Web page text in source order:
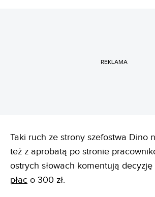
REKLAMA
Taki ruch ze strony szefostwa Dino
też z aprobatą po stronie
ostrych słowach komentują decyzję
płac o 300 zł.